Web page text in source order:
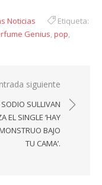
Noticias
Etiqueta:
Genius pop
siguiente
SODIO SULLIVAN
EL SINGLE ‘HAY
BAJO
TU CAMA’.